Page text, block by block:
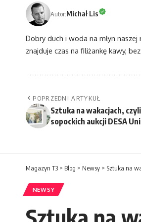
Autor:Michał Lis
Dobry duch i woda na młyn
znajduje czas na filiżankę kawy,
POPRZEDNI ARTYKUŁ
Sztuka na wakacjach,
sopockich aukcji DESA
Magazyn T3 > Blog > Newsy > Sztuka na
NEWSY